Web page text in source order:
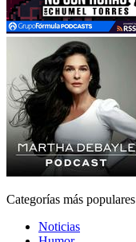
Categorías más populares
Noticias